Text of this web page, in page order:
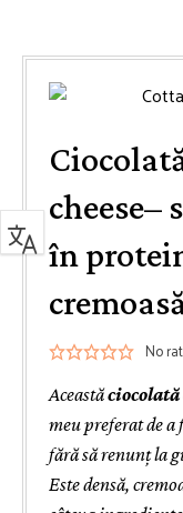
cheese–
în
No
Aceastăciocolată
meu preferat de a
fără să renunț la
Este densă,